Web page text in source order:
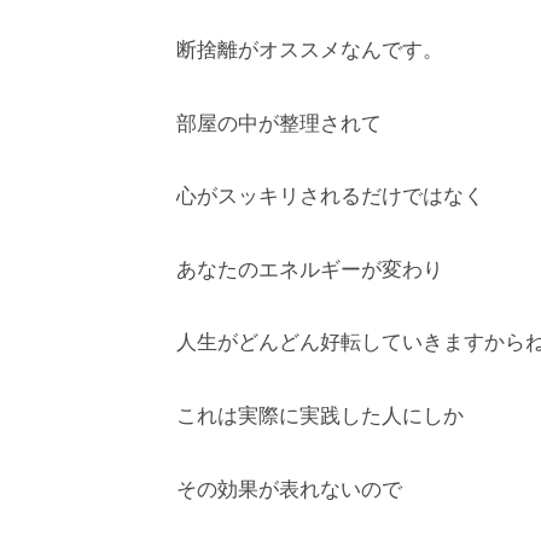
断捨離がオススメなんです。
部屋の中が整理されて
心がスッキリされるだけではなく
あなたのエネルギーが変わり
人生がどんどん好転していきますから
これは実際に実践した人にしか
その効果が表れないので